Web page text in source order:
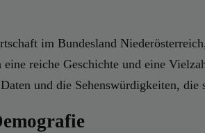
im Bundesland
eine reiche Geschichte und eine
und die Sehenswürdigkeiten,